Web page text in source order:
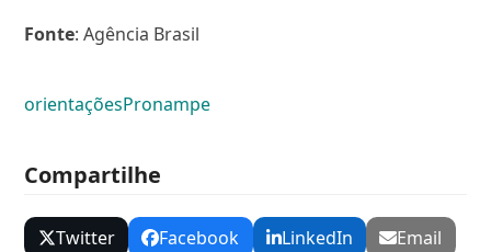
Fonte: Agência Brasil
orientaçõesPronampe
Compartilhe
Twitter Facebook LinkedIn
Email